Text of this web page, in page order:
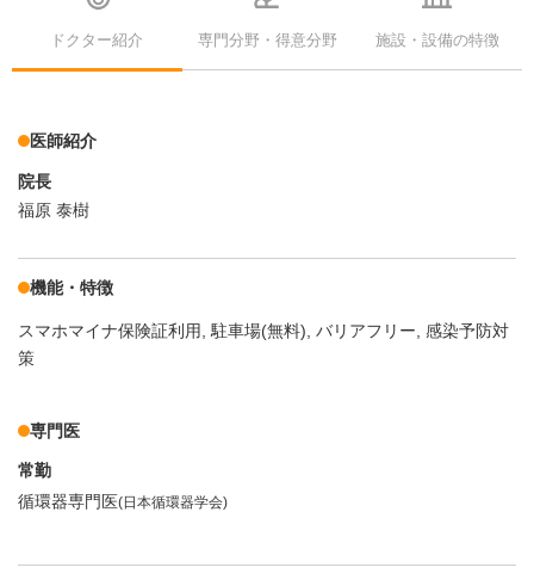
ドクター紹介 専門分野・得意分野 施設・設備の特徴
医師紹介
院長
福原 泰樹
機能・特徴
スマホマイナ保険証利用 駐車場(無料) バリアフリー 感染予防対
策
専門医
常勤
循環器専門医(日本循環器学会)